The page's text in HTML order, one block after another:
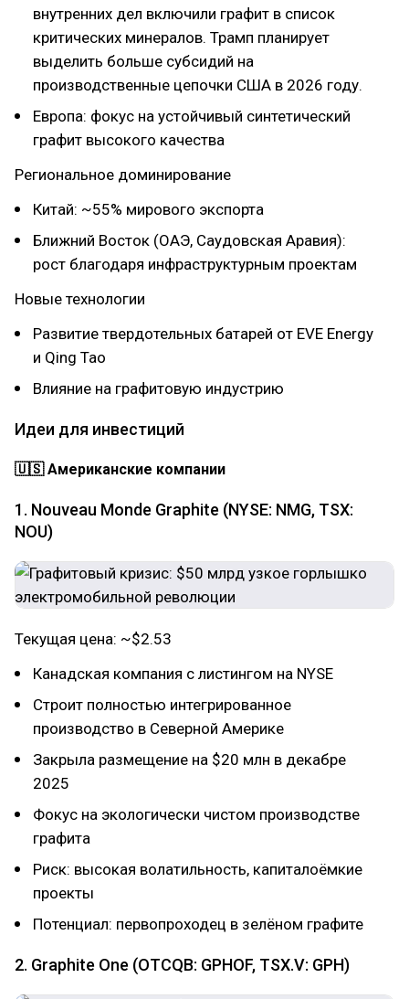
внутренних дел включили графит в список
критических минералов. Трамп планирует
выделить больше субсидий на
производственные цепочки США в 2026 году.
Европа: фокус на устойчивый синтетический
графит высокого качества
Региональное доминирование
Китай: ~55% мирового экспорта
Ближний Восток (ОАЭ, Саудовская Аравия):
рост благодаря инфраструктурным проектам
Новые технологии
Развитие твердотельных батарей от EVE Energy
и Qing Tao
Влияние на графитовую индустрию
Идеи для инвестиций
🇺🇸 Американские компании
1. Nouveau Monde Graphite (NYSE: NMG, TSX:
NOU)
Текущая цена: ~$2.53
Канадская компания с листингом на NYSE
Строит полностью интегрированное
производство в Северной Америке
Закрыла размещение на $20 млн в декабре
2025
Фокус на экологически чистом производстве
графита
Риск: высокая волатильность, капиталоёмкие
проекты
Потенциал: первопроходец в зелёном графите
2. Graphite One (OTCQB: GPHOF, TSX.V: GPH)